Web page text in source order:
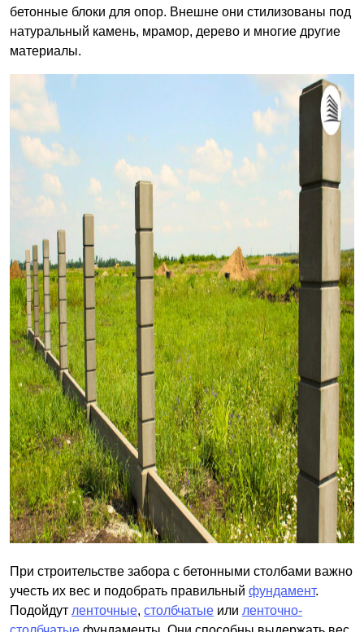
бетонные блоки для опор. Внешне они стилизованы под
натуральный камень, мрамор, дерево и многие другие
материалы.
При строительстве забора с бетонными столбами важно
учесть их вес и подобрать правильный фундамент.
Подойдут ленточные, столбчатые или ленточно-